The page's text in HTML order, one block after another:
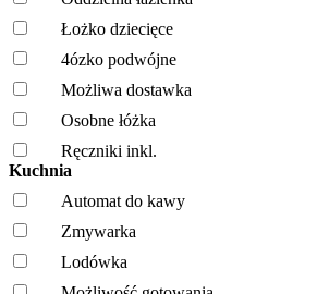
Łożko dziecięce
4ózko podwójne
Możliwa dostawka
Osobne łóżka
Ręczniki inkl.
Kuchnia
Automat do kawy
Zmywarka
Lodówka